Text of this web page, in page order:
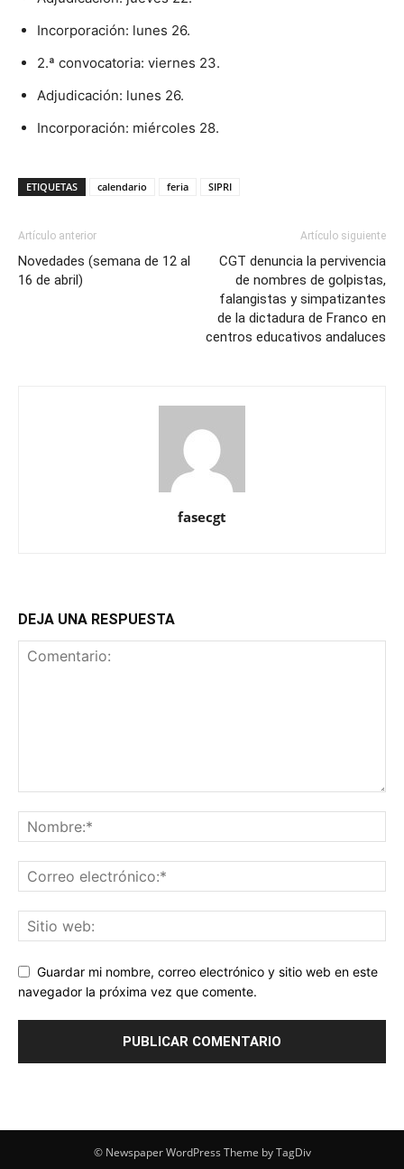
Incorporación: lunes 26.
2.ª convocatoria: viernes 23.
Adjudicación: lunes 26.
Incorporación: miércoles 28.
ETIQUETAS calendario feria SIPRI
Artículo anterior
Novedades (semana de 12 al
16 de abril)
Artículo siguiente
CGT denuncia la pervivencia
de nombres de golpistas,
falangistas y simpatizantes
de la dictadura de Franco en
centros educativos andaluces
fasecgt
DEJA UNA RESPUESTA
Guardar mi nombre, correo electrónico y sitio web en este
navegador la próxima vez que comente.
© Newspaper WordPress Theme by TagDiv